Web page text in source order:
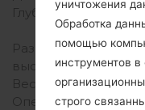
Глубина
Размеры (ширина /
высота)
Вес
Операционная
уничтожения
Обработка
помощью
инструментов в
строго